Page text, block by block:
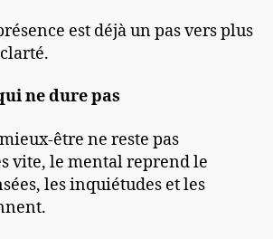
est déjà un pas vers plus
ne dure pas
être ne reste pas
vite, le mental reprend le
les inquiétudes et les